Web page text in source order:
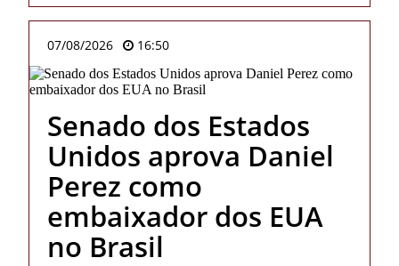
07/08/2026 16:50
Senado dos Estados
Unidos aprova Daniel
Perez como
embaixador dos EUA
no Brasil